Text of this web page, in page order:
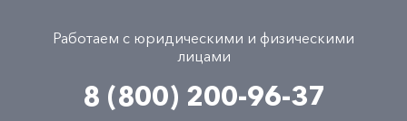
Работаем с юридическими и физическими
лицами
8 (800) 200-96-37